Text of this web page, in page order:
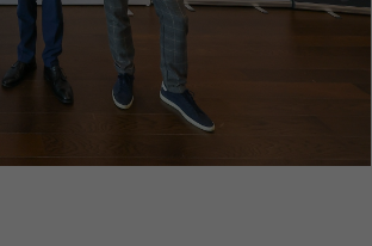
Ihrer vorgenommen Einstellungen, falls der
Webseiten-Betreiber dies eingestellt hat.